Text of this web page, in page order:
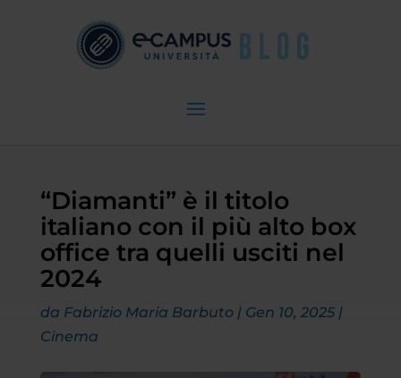
“Diamanti” è il titolo
italiano con il più alto box
office tra quelli usciti nel
2024
da Fabrizio Maria Barbuto| Gen 10, 2025|
Cinema